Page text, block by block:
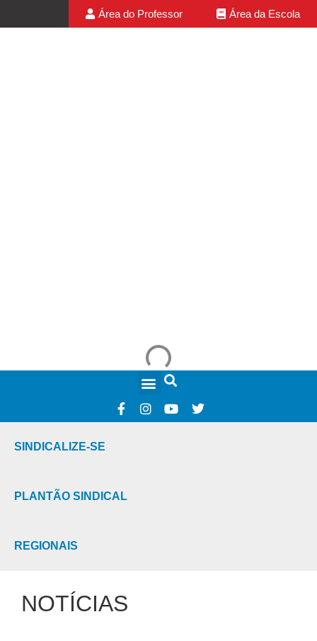
Área do Professor Área da Escola
SINDICALIZE-SE
PLANTÃO SINDICAL
REGIONAIS
NOTÍCIAS